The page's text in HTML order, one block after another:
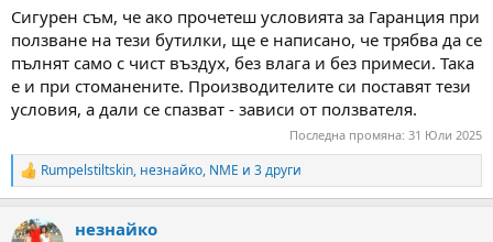
Сигурен съм, че ако прочетеш условията за Гаранция при
ползване на тези бутилки, ще е написано, че трябва да се
пълнят само с чист въздух, без влага и без примеси. Така
е и при стоманените. Производителите си поставят тези
условия, а дали се спазват - зависи от ползвателя.
Последна промяна: 31 Юли 2025
R
e
c
Rumpelstiltskin, незнайко, NME и 3 други
незнайко